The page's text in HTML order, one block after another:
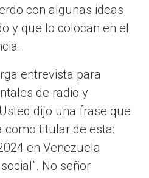
con algunas ideas
y que lo colocan en el
entrevista para
de radio y
dijo una frase que
titular de esta:
en Venezuela
No señor